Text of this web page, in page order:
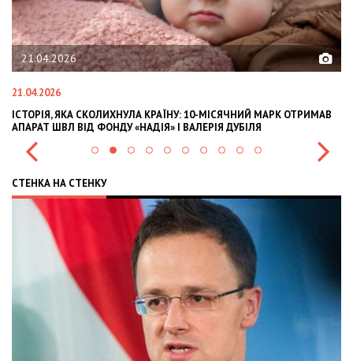
21.04.2026
21.04.2026
ІСТОРІЯ, ЯКА СКОЛИХНУЛА КРАЇНУ: 10-МІСЯЧНИЙ МАРК ОТРИМАВ
АПАРАТ ШВЛ ВІД ФОНДУ «НАДІЯ» І ВАЛЕРІЯ ДУБІЛЯ
СТЕНКА НА СТЕНКУ